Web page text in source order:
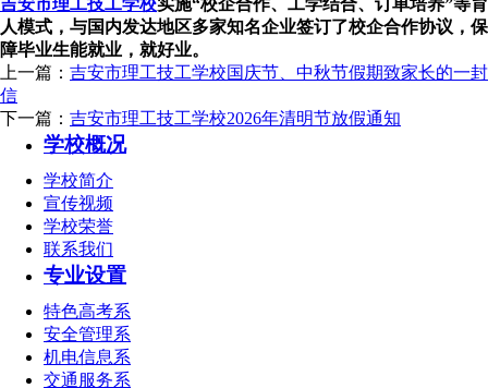
吉安市理工技工学校实施“校企合作、工学结合、订单培养”等育
人模式，与国内发达地区多家知名企业签订了校企合作协议，保
障毕业生能就业，就好业。
上一篇： 吉安市理工技工学校国庆节、中秋节假期致家长的一封
信
下一篇： 吉安市理工技工学校2026年清明节放假通知
学校概况
学校简介
宣传视频
学校荣誉
联系我们
专业设置
特色高考系
安全管理系
机电信息系
交通服务系